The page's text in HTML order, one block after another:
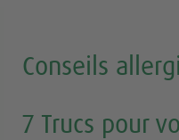
Conseils
7 Trucs pour